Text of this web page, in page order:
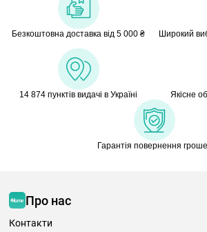
Безкоштовна доставка від 5 000 ₴
Широкий
14 874 пунктів видачі в Україні Якісне
Гарантія повернення
Про нас
Контакти